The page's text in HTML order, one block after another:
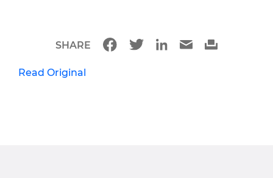
Read Original
SHARE